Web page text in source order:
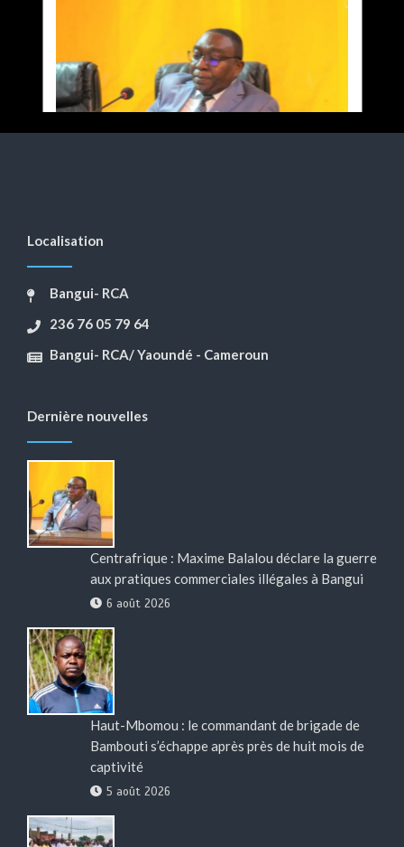
Localisation
Bangui- RCA
236 76 05 79 64
Bangui- RCA/ Yaoundé - Cameroun
Dernière nouvelles
Centrafrique : Maxime Balalou déclare la guerre
aux pratiques commerciales illégales à Bangui
6 août 2026
Haut-Mbomou : le commandant de brigade de
Bambouti s’échappe après près de huit mois de
captivité
5 août 2026